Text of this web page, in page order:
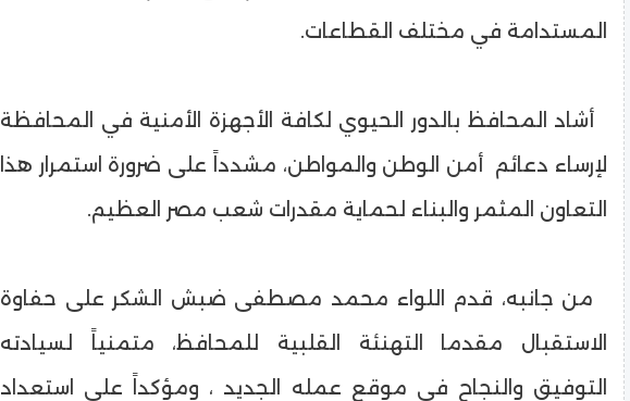
المستدامة في مختلف القطاعات.
أشاد المحافظ بالدور الحيوي لكافة الأجهزة الأمنية في المحافظة
لإرساء دعائم أمن الوطن والمواطن، مشدداً على ضرورة استمرار هذا
التعاون المثمر والبناء لحماية مقدرات شعب مصر العظيم.
من جانبه، قدم اللواء محمد مصطفى ضبش الشكر على حفاوة
الاستقبال مقدما التهنئة القلبية للمحافظ، متمنياً لسيادته
التوفيق والنجاح في موقع عمله الجديد ، ومؤكداً على استعداد